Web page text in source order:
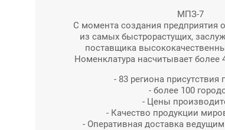
МПЗ-7
С момента создания предприятия
из самых быстрорастущих,
поставщика
Номенклатура насчитывает более
- 83 региона присутствия
- более 100
- Цены
- Качество продукции
- Оперативная доставка